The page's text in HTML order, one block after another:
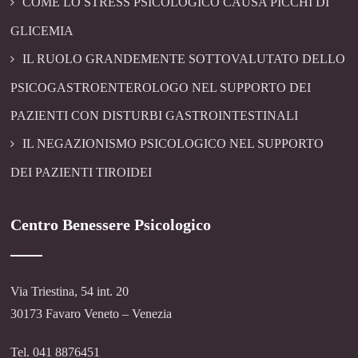
GLICEMIA
IL RUOLO GRANDEMENTE SOTTOVALUTATO DELLO
PSICOGASTROENTEROLOGO NEL SUPPORTO DEI
PAZIENTI CON DISTURBI GASTROINTESTINALI
IL NEGAZIONISMO PSICOLOGICO NEL SUPPORTO
DEI PAZIENTI TIROIDEI
Centro Benessere Psicologico
Via Triestina, 54 int. 20
30173 Favaro Veneto – Venezia
Tel. 041 8876451